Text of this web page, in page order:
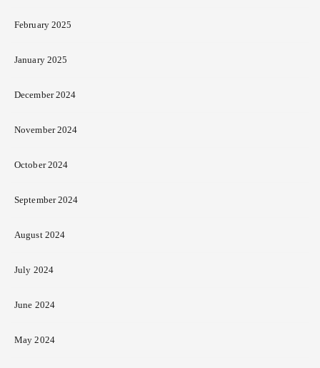
February 2025
January 2025
December 2024
November 2024
October 2024
September 2024
August 2024
July 2024
June 2024
May 2024